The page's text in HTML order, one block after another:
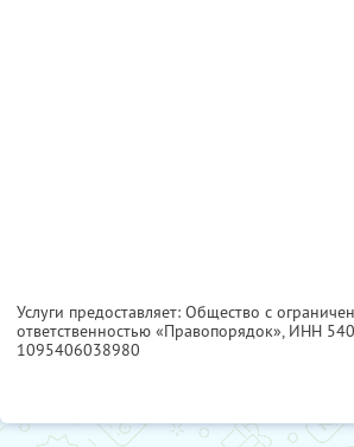
Услуги предоставляет: Общество с
ответственностью «Правопорядок», ИНН
1095406038980